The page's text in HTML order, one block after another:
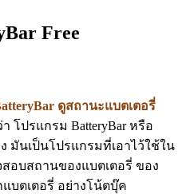
Free
ดูสถานะแบตเตอรี่
โปรแกรม BatteryBar หรือ
มันเป็นโปรแกรมที่เอาไว้ใช้ใน
อบสถานของแบตเตอรี่ ของ
บตเตอรี่ อย่างโน้ตบุ๊ค